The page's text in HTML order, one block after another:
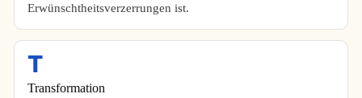
Erwünschtheitsverzerrungen ist.
T
Transformation